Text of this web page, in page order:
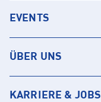
EVENTS
ÜBER UNS
KARRIERE & JOBS